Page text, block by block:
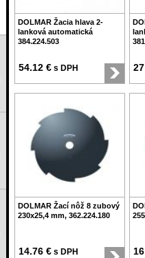
DOLMAR Žacia hlava 2-
lanková automatická
384.224.503
54.12 € s DPH
DOLMAR Žací nôž 8 zubový
230x25,4 mm, 362.224.180
14.76 € s DPH